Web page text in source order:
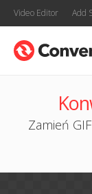
Video Editor Add
Zamień